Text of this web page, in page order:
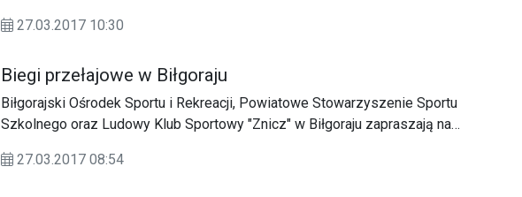
27.03.2017 10:30
Biegi przełajowe w Biłgoraju
Biłgorajski Ośrodek Sportu i Rekreacji, Powiatowe Stowarzyszenie Sportu
Szkolnego oraz Ludowy Klub Sportowy "Znicz" w Biłgoraju zapraszają na
o godz. 11.00 na terenie Parku Stanisława Nowakowskiego w Biłgoraju, (w
27.03.2017 08:54